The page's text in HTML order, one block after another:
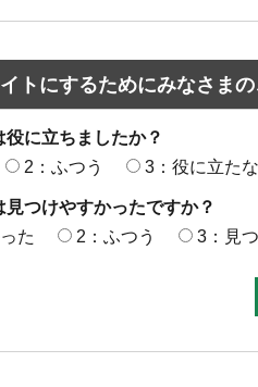
トにするためにみなさま
に立ちましたか？
2：ふつう 3：役に立た
つけやすかったですか？
た
2：ふつう 3：見